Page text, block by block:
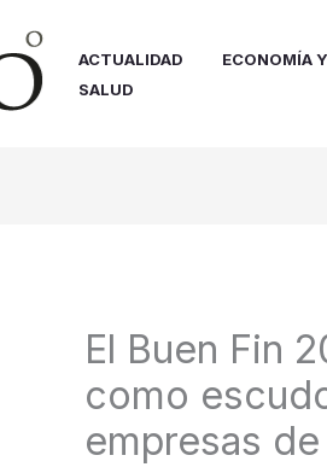
ACTUALIDAD ECONOMÍA
SALUD
El Buen Fin
como
empresas